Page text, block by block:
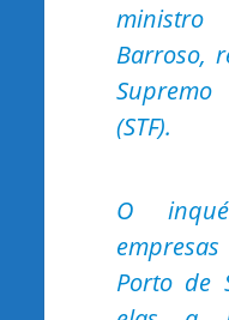
Barroso,
(STF).
O
Porto de